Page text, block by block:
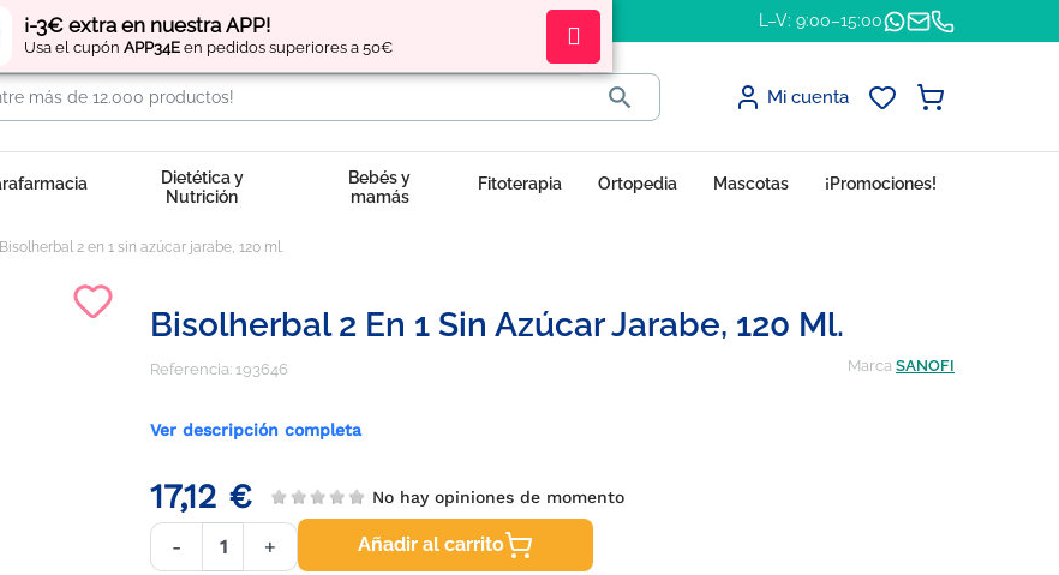
¡-3€ extra en nuestra APP!
Usa el cupón APP34E en pedidos superiores a 50€
Regístratey obtén L–V: 9:00–15:00
 Mi cuenta
Dietética y
Nutrición
Bebés y
mamás
Fitoterapia Ortopedia Mascotas ¡Promociones!
Bisolherbal 2 en 1 sin azúcar jarabe, 120 ml.
Bisolherbal 2 En 1 Sin Azúcar Jarabe, 120 Ml.
Referencia: 193646 Marca SANOFI
Ver descripción completa
17,12 € No hay opiniones de momento
- + Añadir al carrito